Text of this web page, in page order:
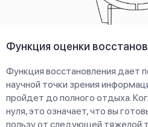
Функция оценки
Функция восстановления дает
научной точки зрения
пройдет до полного отдыха.
нуля, это означает, что вы
пользу от следующей тяжелой